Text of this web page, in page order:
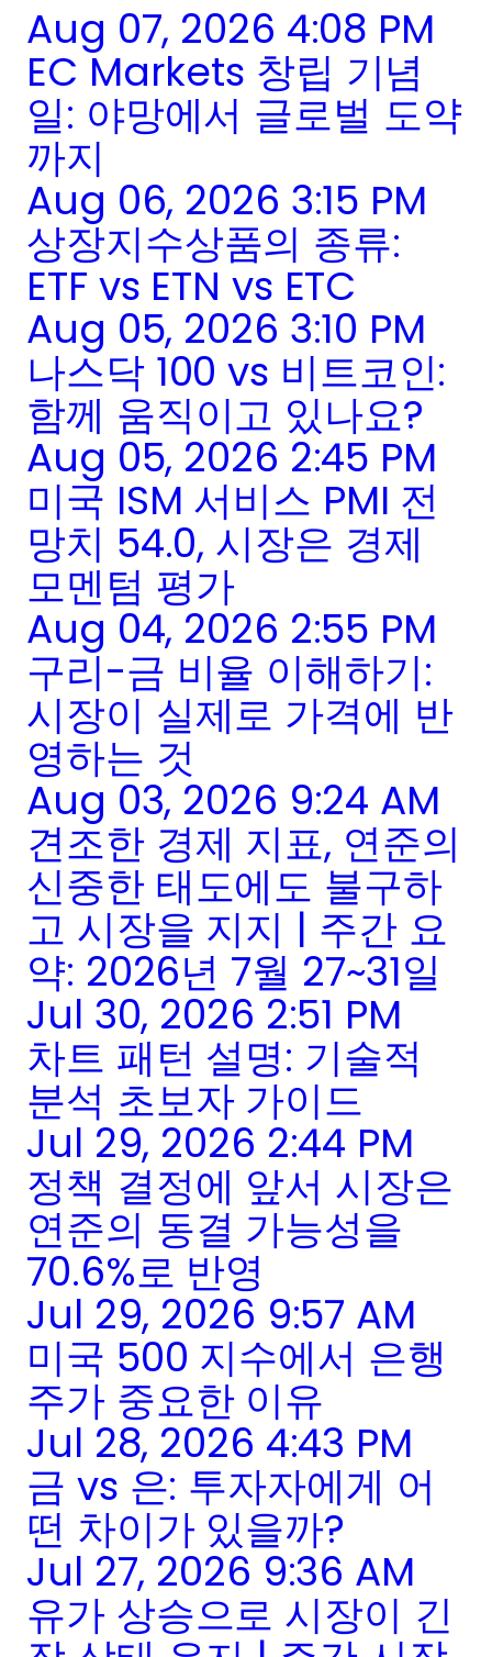
Aug 07, 2026 4:08 PM
EC Markets 창립 기념
일: 야망에서 글로벌 도약
까지
Aug 06, 2026 3:15 PM
상장지수상품의 종류:
ETF vs ETN vs ETC
Aug 05, 2026 3:10 PM
나스닥 100 vs 비트코인:
함께 움직이고 있나요?
Aug 05, 2026 2:45 PM
미국 ISM 서비스 PMI 전
망치 54.0, 시장은 경제
모멘텀 평가
Aug 04, 2026 2:55 PM
구리-금 비율 이해하기:
시장이 실제로 가격에 반
영하는 것
Aug 03, 2026 9:24 AM
견조한 경제 지표, 연준의
신중한 태도에도 불구하
고 시장을 지지 | 주간 요
약: 2026년 7월 27~31일
Jul 30, 2026 2:51 PM
차트 패턴 설명: 기술적
분석 초보자 가이드
Jul 29, 2026 2:44 PM
정책 결정에 앞서 시장은
연준의 동결 가능성을
70.6%로 반영
Jul 29, 2026 9:57 AM
미국 500 지수에서 은행
주가 중요한 이유
Jul 28, 2026 4:43 PM
금 vs 은: 투자자에게 어
떤 차이가 있을까?
Jul 27, 2026 9:36 AM
유가 상승으로 시장이 긴